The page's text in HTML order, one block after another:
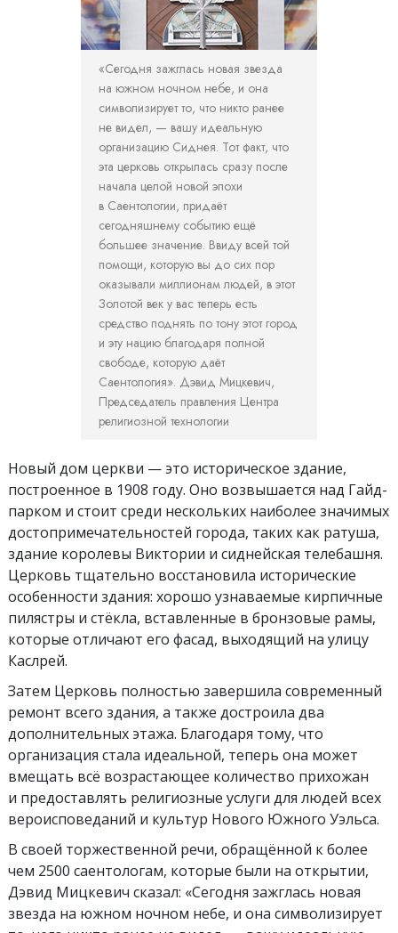
«Сегодня зажглась новая звезда
на южном ночном небе, и она
символизирует то, что никто ранее
не видел, — вашу идеальную
организацию Сиднея. Тот факт, что
эта церковь открылась сразу после
начала целой новой эпохи
в Саентологии, придаёт
сегодняшнему событию ещё
большее значение. Ввиду всей той
помощи, которую вы до сих пор
оказывали миллионам людей, в этот
Золотой век у вас теперь есть
средство поднять по тону этот город
и эту нацию благодаря полной
свободе, которую даёт
Саентология». Дэвид Мицкевич,
Председатель правления Центра
религиозной технологии
Новый дом церкви — это историческое здание,
построенное в 1908 году. Оно возвышается над Гайд-
парком и стоит среди нескольких наиболее значимых
достопримечательностей города, таких как ратуша,
здание королевы Виктории и сиднейская телебашня.
Церковь тщательно восстановила исторические
особенности здания: хорошо узнаваемые кирпичные
пилястры и стёкла, вставленные в бронзовые рамы,
которые отличают его фасад, выходящий на улицу
Каслрей.
Затем Церковь полностью завершила современный
ремонт всего здания, а также достроила два
дополнительных этажа. Благодаря тому, что
организация стала идеальной, теперь она может
вмещать всё возрастающее количество прихожан
и предоставлять религиозные услуги для людей всех
вероисповеданий и культур Нового Южного Уэльса.
В своей торжественной речи, обращённой к более
чем 2500 саентологам, которые были на открытии,
Дэвид Мицкевич сказал: «Сегодня зажглась новая
звезда на южном ночном небе, и она символизирует